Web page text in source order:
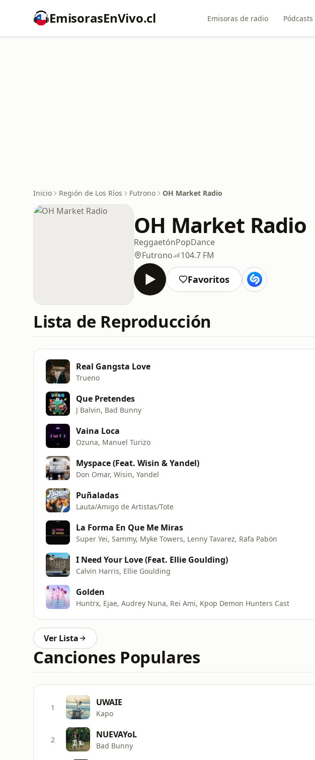
EmisorasEnVivo.cl Emisoras de radio Pódcasts
Inicio Región de Los Ríos Futrono OH Market Radio
OH Market Radio
ReggaetónPopDance
Futrono
104.7 FM
Favoritos
Lista de Reproducción
Real Gangsta Love
Trueno
Que Pretendes
J Balvin, Bad Bunny
Vaina Loca
Ozuna, Manuel Turizo
Myspace (Feat. Wisin & Yandel)
Don Omar, Wisin, Yandel
Puñaladas
Lauta/Amigo de Artistas/Tote
La Forma En Que Me Miras
Super Yei, Sammy, Myke Towers, Lenny Tavarez, Rafa Pabön
I Need Your Love (Feat. Ellie Goulding)
Calvin Harris, Ellie Goulding
Golden
Huntrx, Ejae, Audrey Nuna, Rei Ami, Kpop Demon Hunters Cast
Ver Lista
Canciones Populares
1 UWAIE
Kapo
2 NUEVAYoL
Bad Bunny